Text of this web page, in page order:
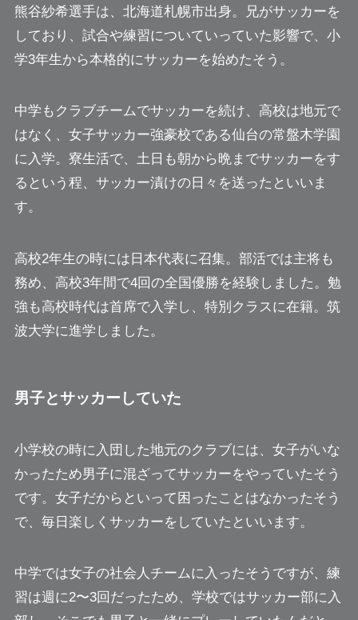
熊谷紗希選手は、北海道札幌市出身。兄がサッカーを
しており、試合や練習についていっていた影響で、小
学3年生から本格的にサッカーを始めたそう。
中学もクラブチームでサッカーを続け、高校は地元で
はなく、女子サッカー強豪校である仙台の常盤木学園
に入学。寮生活で、土日も朝から晩までサッカーをす
るという程、サッカー漬けの日々を送ったといいま
す。
高校2年生の時には日本代表に召集。部活では主将も
務め、高校3年間で4回の全国優勝を経験しました。勉
強も高校時代は首席で入学し、特別クラスに在籍。筑
波大学に進学しました。
男子とサッカーしていた
小学校の時に入団した地元のクラブには、女子がいな
かったため男子に混ざってサッカーをやっていたそう
です。女子だからといって困ったことはなかったそう
で、毎日楽しくサッカーをしていたといいます。
中学では女子の社会人チームに入ったそうですが、練
習は週に2〜3回だったため、学校ではサッカー部に入